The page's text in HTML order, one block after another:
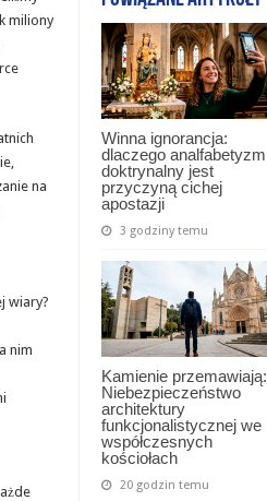
Winna ignorancja:
dlaczego analfabetyzm
doktrynalny jest
przyczyną cichej
apostazji
3 godziny temu
Kamienie przemawiają:
Niebezpieczeństwo
architektury
funkcjonalistycznej we
współczesnych
kościołach
20 godzin temu
miliony
na
wiary?
nim